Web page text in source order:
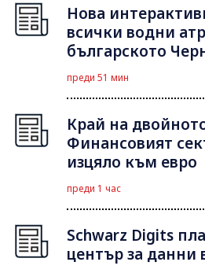
Нова
всички водни
българското
преди 51 мин
Край на
Финансовият
изцяло към евро
преди 1 час
Schwarz Digits
център за данни